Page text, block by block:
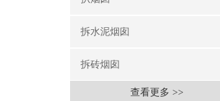
拆水泥烟囱
拆砖烟囱
查看更多 >>